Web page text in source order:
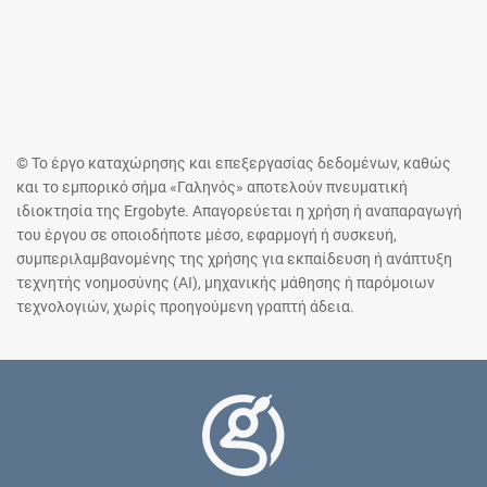
© Το έργο καταχώρησης και επεξεργασίας δεδομένων, καθώς
και το εμπορικό σήμα «Γαληνός» αποτελούν πνευματική
ιδιοκτησία της Ergobyte. Απαγορεύεται η χρήση ή αναπαραγωγή
του έργου σε οποιοδήποτε μέσο, εφαρμογή ή συσκευή,
συμπεριλαμβανομένης της χρήσης για εκπαίδευση ή ανάπτυξη
τεχνητής νοημοσύνης (AI), μηχανικής μάθησης ή παρόμοιων
τεχνολογιών, χωρίς προηγούμενη γραπτή άδεια.